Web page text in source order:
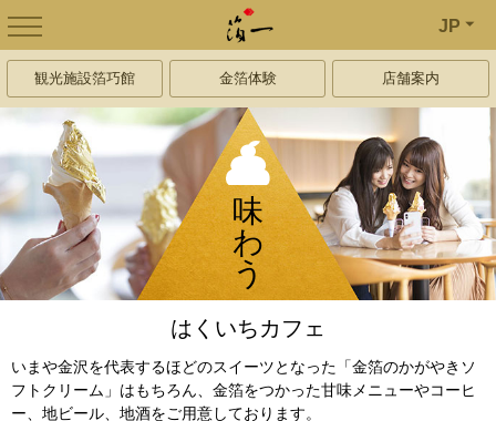
JP
観光施設箔巧館 金箔体験 店舗案内
味
わ
う
はくいちカフェ
いまや金沢を代表するほどのスイーツとなった「金箔のかがやきソ
フトクリーム」はもちろん、金箔をつかった甘味メニューやコーヒ
ー、地ビール、地酒をご用意しております。